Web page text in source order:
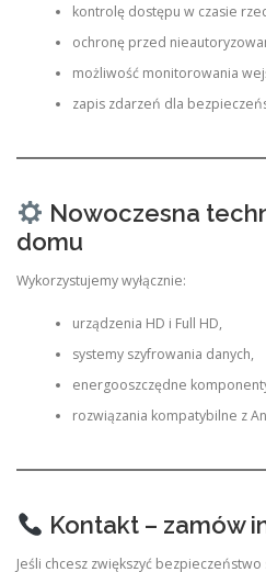
kontrolę dostępu w czasie
ochronę przed
możliwość monitorowania
zapis zdarzeń dla
Nowoczesna
domu
Wykorzystujemy wyłącznie:
urządzenia HD i Full HD,
systemy szyfrowania danych,
energooszczędne
rozwiązania kompatybilne z
Kontakt – zamów
Jeśli chcesz zwiększyć